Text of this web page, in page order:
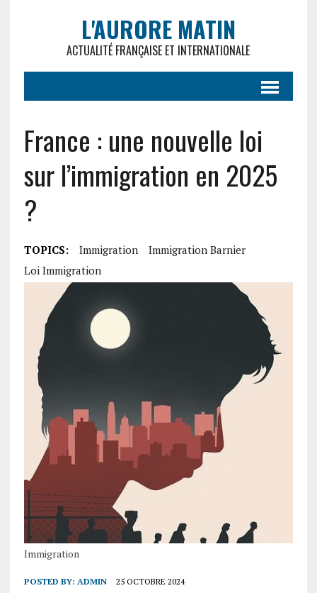
L'AURORE MATIN
ACTUALITÉ FRANÇAISE ET INTERNATIONALE
France : une nouvelle loi
sur l’immigration en 2025
?
TOPICS: Immigration
Immigration Barnier
Loi Immigration
Immigration
POSTED BY: ADMIN 25 OCTOBRE 2024